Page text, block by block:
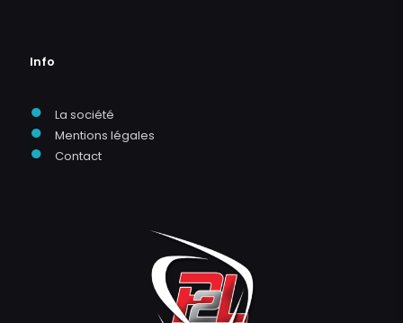
Info
● La société
● Mentions légales
● Contact